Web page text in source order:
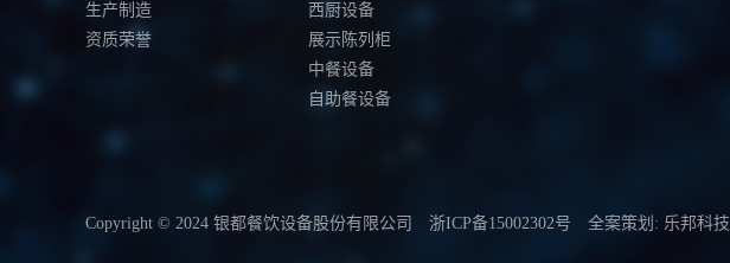
生产制造
资质荣誉
西厨设备
展示陈列柜
中餐设备
自助餐设备
Copyright © 2024 银都餐饮设备股份有限公司 浙ICP备15002302号 全案策划: 乐邦科技